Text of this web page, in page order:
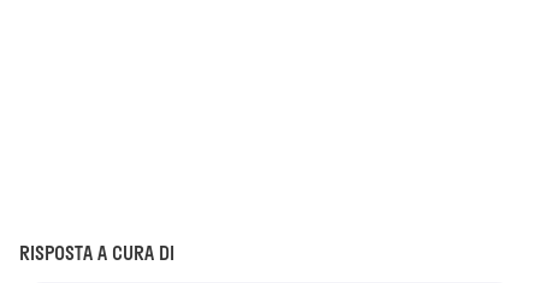
RISPOSTA A CURA DI